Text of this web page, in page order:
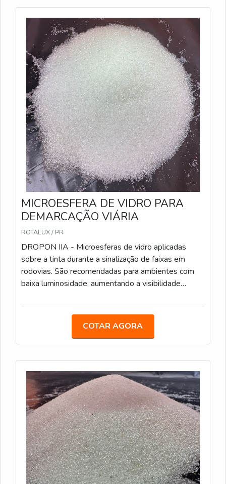
Oferecem alta retroreflexão e são resistentes ao
desgaste. Caracteristicas Técnicas: Similar ao Tipo II-
A, com microesferas um pouco maiores; Sacos de
25 kg; Conformidade: Atende às especificações da
Norma ABNT NBR 16184:2021. PREMIX IB -
Microesferas pré-misturadas com a tinta durante o
processo de fabricação, garantindo uniformidade na
aplicação. São recomendadas para sinalizações que
precisam de alta durabilidade e visibilidade.
Características Técnicas: Método de Aplicação: Pré-
misturadas à tinta antes da aplicação; Sacos de 25
kg; Conformidade: Atende às especificações da
Norma ABNT NBR 16184:2021.
MICROESFERA DE VIDRO PARA
DEMARCAÇÃO VIÁRIA
ROTALUX / PR
DROPON IIA - Microesferas de vidro aplicadas
sobre a tinta durante a sinalização de faixas em
rodovias. São recomendadas para ambientes com
baixa luminosidade, aumentando a visibilidade
Aplicação: Aspersão, durante o processo de pintura;
especificações da Norma ABNT NBR 16184:2021.
DROPON IIC - Este tipo de microesfera é ideal para
Oferecem alta retroreflexão e são resistentes ao
desgaste. Caracteristicas Técnicas: Similar ao Tipo II-
A, com microesferas um pouco maiores; Sacos de
25 kg; Conformidade: Atende às especificações da
Norma ABNT NBR 16184:2021. PREMIX IB -
Microesferas pré-misturadas com a tinta durante o
processo de fabricação, garantindo uniformidade na
aplicação. São recomendadas para sinalizações que
precisam de alta durabilidade e visibilidade.
Características Técnicas: Método de Aplicação: Pré-
COTAR AGORA